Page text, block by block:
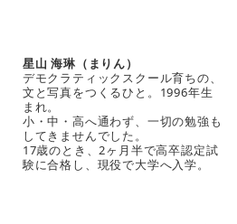
星山 海琳（まりん）
デモクラティックスクール育ちの、
文と写真をつくるひと。1996年生
まれ。
小・中・高へ通わず、一切の勉強も
してきませんでした。
17歳のとき、2ヶ月半で高卒認定試
験に合格し、現役で大学へ入学。